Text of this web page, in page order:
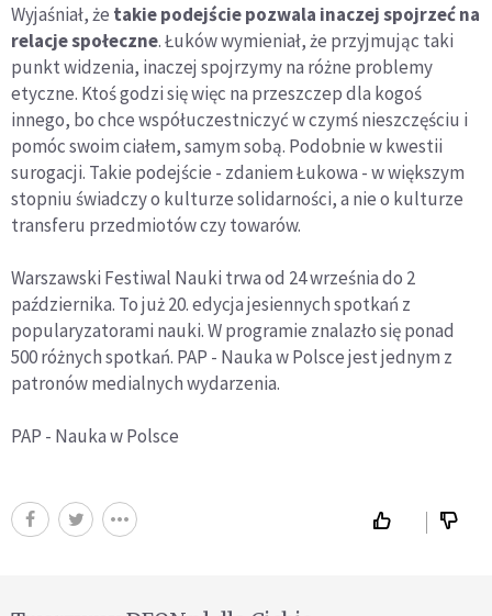
Wyjaśniał, że takie podejście pozwala inaczej spojrzeć na
relacje społeczne. Łuków wymieniał, że przyjmując taki
punkt widzenia, inaczej spojrzymy na różne problemy
etyczne. Ktoś godzi się więc na przeszczep dla kogoś
innego, bo chce współuczestniczyć w czymś nieszczęściu i
pomóc swoim ciałem, samym sobą. Podobnie w kwestii
surogacji. Takie podejście - zdaniem Łukowa - w większym
stopniu świadczy o kulturze solidarności, a nie o kulturze
transferu przedmiotów czy towarów.
Warszawski Festiwal Nauki trwa od 24 września do 2
października. To już 20. edycja jesiennych spotkań z
popularyzatorami nauki. W programie znalazło się ponad
500 różnych spotkań. PAP - Nauka w Polsce jest jednym z
patronów medialnych wydarzenia.
PAP - Nauka w Polsce